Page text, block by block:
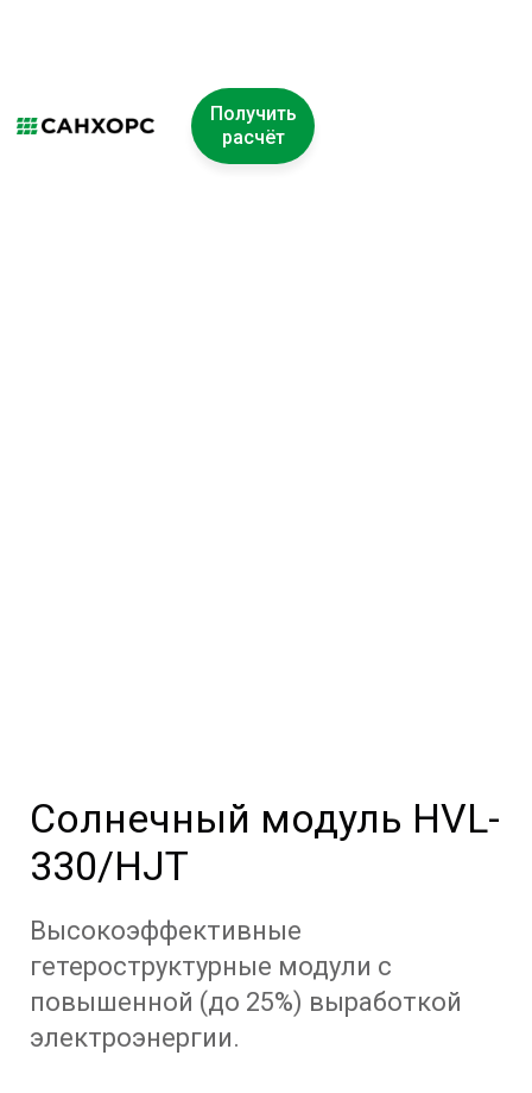
Получить
расчёт
Солнечный модуль HVL-
330/HJT
Высокоэффективные
гетероструктурные модули с
повышенной (до 25%) выработкой
электроэнергии.